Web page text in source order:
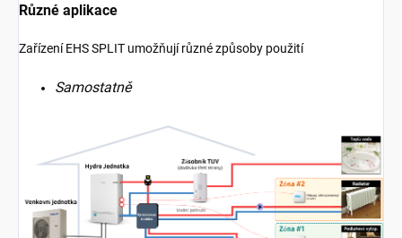
Různé aplikace
Zařízení EHS SPLIT umožňují různé způsoby použití
Samostatně